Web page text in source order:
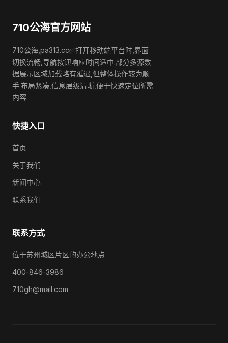
710公海官方网站
710公海,pa313.cc✅打开移动端平台时,界面
切换流畅,导航按钮响应时间适中.部分多源数
据展示区域加载略有延迟,但整体操作较为顺
手.布局紧凑,信息层级清晰,便于快速定位所需
内容.
快捷入口
首页
关于我们
新闻中心
联系我们
联系方式
位于苏州城区片区的办公地点
400-846-3986
710gh@mail.com